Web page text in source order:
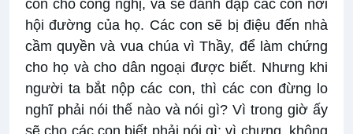
con cho công nghị, và sẽ đánh đập các con nơi
hội đường của họ. Các con sẽ bị điệu đến nhà
cầm quyền và vua chúa vì Thầy, để làm chứng
cho họ và cho dân ngoại được biết. Nhưng khi
người ta bắt nộp các con, thì các con đừng lo
nghĩ phải nói thế nào và nói gì? Vì trong giờ ấy
sẽ cho các con biết phải nói gì; vì chưng, không